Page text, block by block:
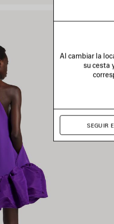
Al cambiar la
su cesta
SEGUIR